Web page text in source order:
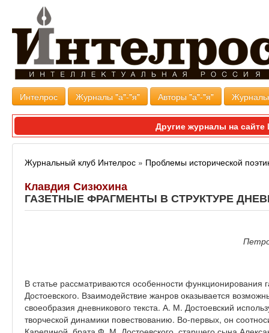
Интелрос Журналы "а"-"я" Авторы "а"-"я"
Другие журналы на
Журнальный клуб Интелрос » Проблемы исторической
Клавдия Сизюхина
ГАЗЕТНЫЕ ФРАГМЕНТЫ В СТРУКТУРЕ
В статье рассматриваются особенности функционирования
Достоевского. Взаимодействие жанров оказывается
своеобразия дневникового текста. А. М. Достоевский
творческой динамики повествованию. Во-первых, он